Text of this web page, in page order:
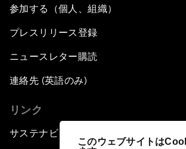
このウェブサイトは
参加する（個人、組織）
プレスリリース登録
ニュースレター購読
連絡先 (英語のみ)
リンク
サステナビリティへの取り組み